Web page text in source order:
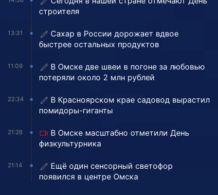
строителя
13:31
Сахар в России дорожает вдвое
быстрее остальных продуктов
11:09
В Омске две швеи в погоне за любовью
потеряли около 2 млн рублей
22:34
В Красноярском крае садовод вырастил
помидоры-гиганты
21:28
В Омске масштабно отметили День
физкультурника
21:14
Ещё один сенсорный светофор
появился в центре Омска